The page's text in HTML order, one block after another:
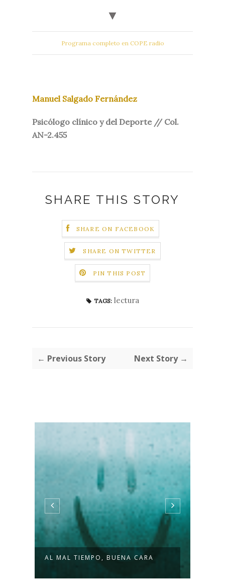
Programa completo en COPE radio
Manuel Salgado Fernández
Psicólogo clínico y del Deporte // Col.
AN-2.455
SHARE THIS STORY
SHARE ON FACEBOOK
SHARE ON TWITTER
PIN THIS POST
TAGS: lectura
← Previous Story Next Story →
AL MAL TIEMPO, BUENA CARA